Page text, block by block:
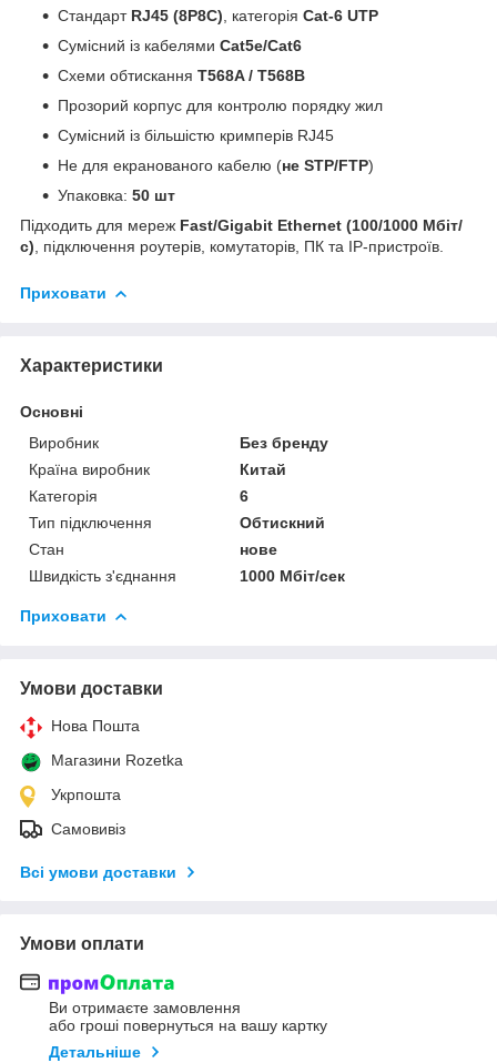
Стандарт RJ45 (8P8C) , категорія Cat-6 UTP
Сумісний із кабелями Cat5e/Cat6
Схеми обтискання T568A / T568B
Прозорий корпус для контролю порядку жил
Сумісний із більшістю кримперів RJ45
Не для екранованого кабелю (не STP/FTP)
Упаковка: 50 шт
Підходить для мереж Fast/Gigabit Ethernet (100/1000 Мбіт/
с) , підключення роутерів, комутаторів, ПК та IP-пристроїв.
Приховати
Характеристики
Основні
Виробник
Без бренду
Країна виробник
Китай
Категорія
6
Тип підключення
Обтискний
Стан
нове
Швидкість з'єднання
1000 Мбіт/сек
Приховати
Умови доставки
Нова Пошта
Магазини Rozetka
Укрпошта
Самовивіз
Всі умови доставки
Умови оплати
Ви отримаєте замовлення
або гроші повернуться на вашу картку
Детальніше